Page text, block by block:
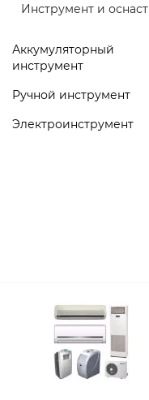
Инструмент и
Аккумуляторный
инструмент
Ручной инструмент
Электроинструмент